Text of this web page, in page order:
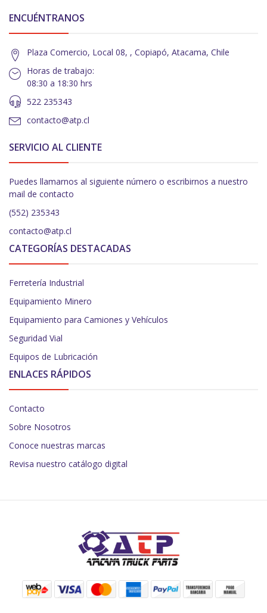
ENCUÉNTRANOS
Plaza Comercio, Local 08, , Copiapó, Atacama, Chile
Horas de trabajo:
08:30 a 18:30 hrs
522 235343
contacto@atp.cl
SERVICIO AL CLIENTE
Puedes llamarnos al siguiente número o escribirnos a nuestro
mail de contacto
(552) 235343
contacto@atp.cl
CATEGORÍAS DESTACADAS
Ferretería Industrial
Equipamiento Minero
Equipamiento para Camiones y Vehículos
Seguridad Vial
Equipos de Lubricación
ENLACES RÁPIDOS
Contacto
Sobre Nosotros
Conoce nuestras marcas
Revisa nuestro catálogo digital